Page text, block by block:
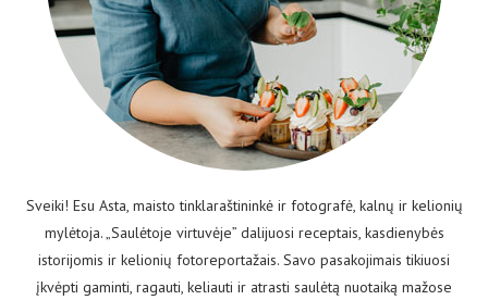
Sveiki! Esu Asta, maisto tinklaraštininkė ir fotografė, kalnų ir kelionių
mylėtoja. „Saulėtoje virtuvėje” dalijuosi receptais, kasdienybės
istorijomis ir kelionių fotoreportažais. Savo pasakojimais tikiuosi
įkvėpti gaminti, ragauti, keliauti ir atrasti saulėtą nuotaiką mažose